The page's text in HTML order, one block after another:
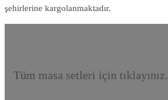
şehirlerine kargolanmaktadır.
Tüm masa setleri için tıklayınız.